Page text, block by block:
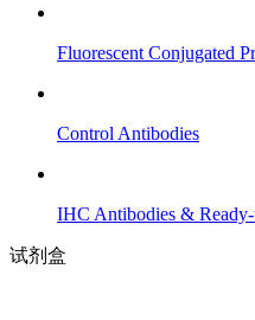
Fluorescent Conjugated
Control Antibodies
IHC Antibodies &
试剂盒